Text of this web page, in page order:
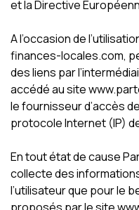
et la Directive
A l’occasion de
finances-locales.com,
des liens par
accédé au site
le fournisseur d’accès
protocole Internet (IP)
En tout état de cause
collecte des
l’utilisateur que pour le